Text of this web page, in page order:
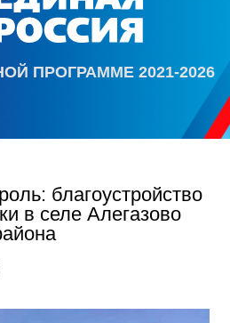
ПРОГРАММЕ 2021-2026
благоустройство
в селе Алегазово